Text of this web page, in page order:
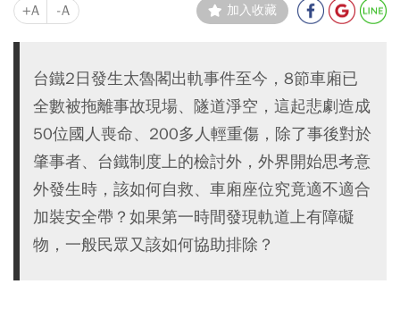
+A -A 加入收藏
台鐵2日發生太魯閣出軌事件至今，8節車廂已
全數被拖離事故現場、隧道淨空，這起悲劇造成
50位國人喪命、200多人輕重傷，除了事後對於
肇事者、台鐵制度上的檢討外，外界開始思考意
外發生時，該如何自救、車廂座位究竟適不適合
加裝安全帶？如果第一時間發現軌道上有障礙
物，一般民眾又該如何協助排除？